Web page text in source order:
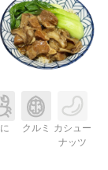
クルミ カシュー
ナッツ